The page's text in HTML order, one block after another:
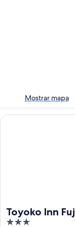
Mostrar mapa
Toyoko Inn
3
Toyoko Inn Fuji